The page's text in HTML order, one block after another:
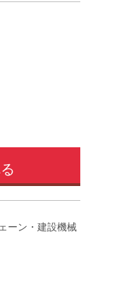
ーン・建設機械